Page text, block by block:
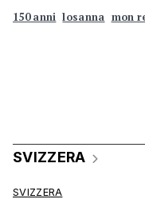
150 anni losanna mon
SVIZZERA
SVIZZERA